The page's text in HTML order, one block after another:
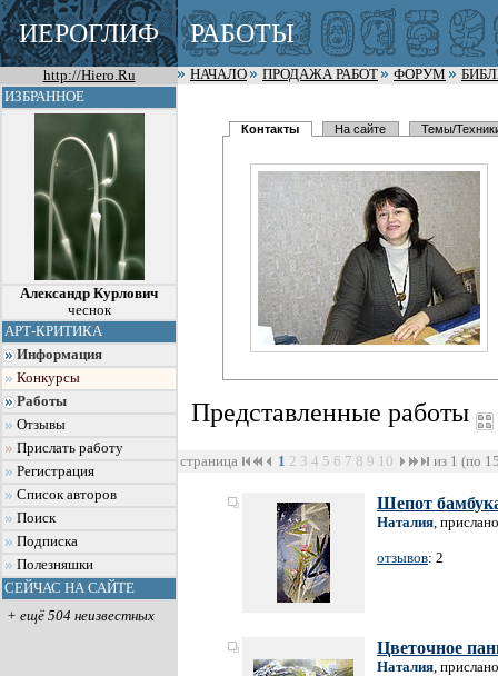
ИЕРОГЛИФ РАБОТЫ
http://Hiero.Ru НАЧАЛО ПРОДАЖА РАБОТ ФОРУМ
ИЗБРАННОЕ
Александр Курлович
чеснок
АРТ-КРИТИКА
Информация
Конкурсы
Работы
Отзывы
Прислать работу
Регистрация
Список авторов
Поиск
Подписка
Полезняшки
СЕЙЧАС НА САЙТЕ
+ ещё 504 неизвестных
Контакты На сайте Темы/
Представленные работы
страница 1 2 3 4 5 6 7 8 9 10 из 1 (по
Шепот
Наталия,
отзывов: 2
Цветочное
Наталия,